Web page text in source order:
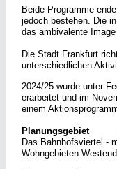
Beide Programme
jedoch bestehen. Die
das ambivalente
Die Stadt Frankfurt
unterschiedlichen
2024/25 wurde unter
erarbeitet und im
einem
Planungsgebiet
Das Bahnhofsviertel -
Wohngebieten